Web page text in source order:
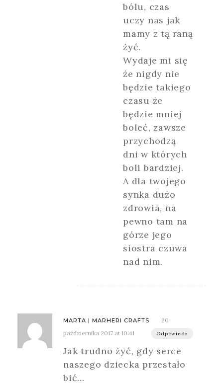
bólu, czas
uczy nas jak
mamy z tą raną
żyć.
Wydaje mi się
że nigdy nie
będzie takiego
czasu że
będzie mniej
boleć, zawsze
przychodzą
dni w których
boli bardziej.
A dla twojego
synka dużo
zdrowia, na
pewno tam na
górze jego
siostra czuwa
nad nim.
MARTA | MARHERI CRAFTS
20
października 2017 at 10:41
Odpowiedz
Jak trudno żyć, gdy serce
naszego dziecka przestało
bić…